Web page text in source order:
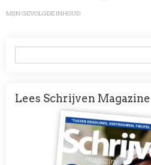
MIJN GEVOLGDE INHOUD
Lees Schrijven Magazine
Afbeelding